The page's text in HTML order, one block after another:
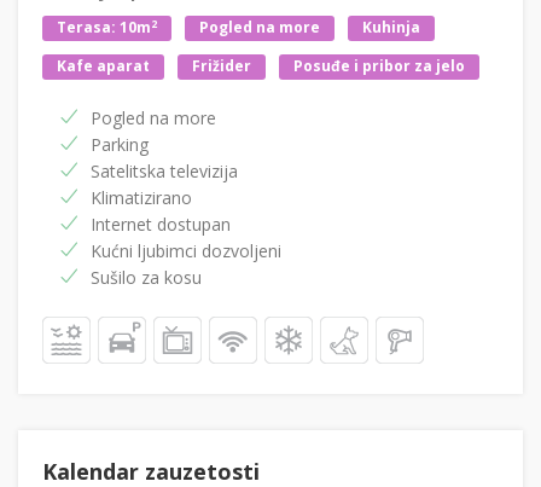
Terasa: 10m2 Pogled na more
Kuhinja
Kafe aparat
Frižider Posuđe i pribor za jelo
Pogled na more
Parking
Satelitska televizija
Klimatizirano
Internet dostupan
Kućni ljubimci dozvoljeni
Sušilo za kosu
Kalendar zauzetosti